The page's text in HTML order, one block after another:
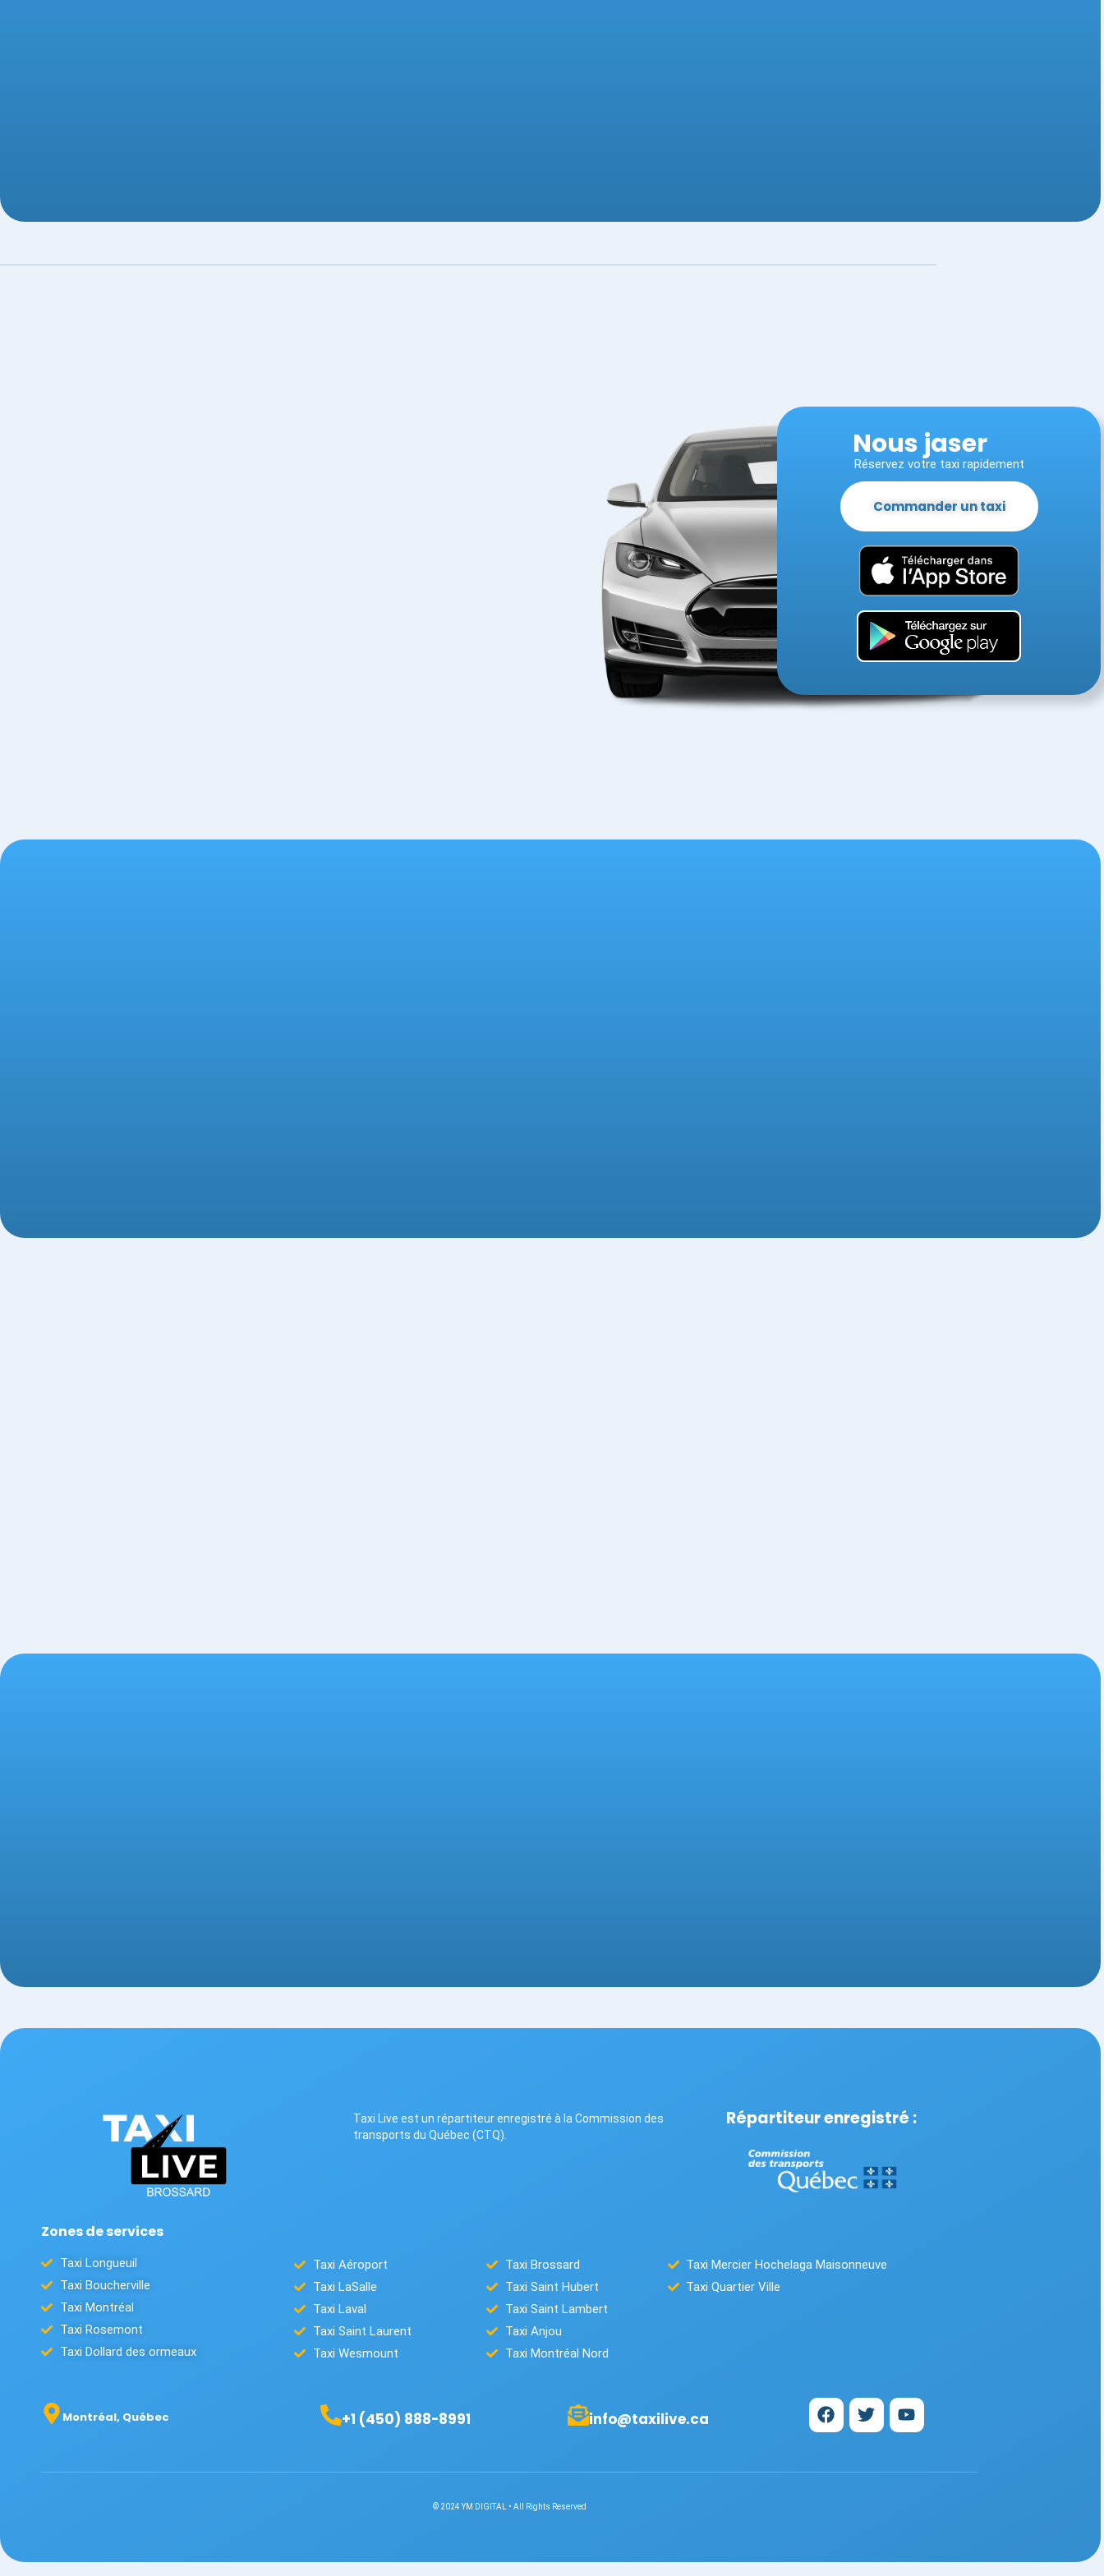
Nous jaser
Réservez votre taxi rapidement
Commander un taxi
Taxi Live est un répartiteur enregistré à la Commission des
transports du Québec (CTQ).
Répartiteur enregistré :
Zones de services
Taxi Longueuil
Taxi Boucherville
Taxi Montréal
Taxi Rosemont
Taxi Dollard des ormeaux
Taxi Aéroport
Taxi LaSalle
Taxi Laval
Taxi Saint Laurent
Taxi Wesmount
Taxi Brossard
Taxi Saint Hubert
Taxi Saint Lambert
Taxi Anjou
Taxi Montréal Nord
Taxi Mercier Hochelaga Maisonneuve
Taxi Quartier Ville
Montréal, Québec +1 (450) 888-8991 info@taxilive.ca
© 2024 YM DIGITAL • All Rights Reserved